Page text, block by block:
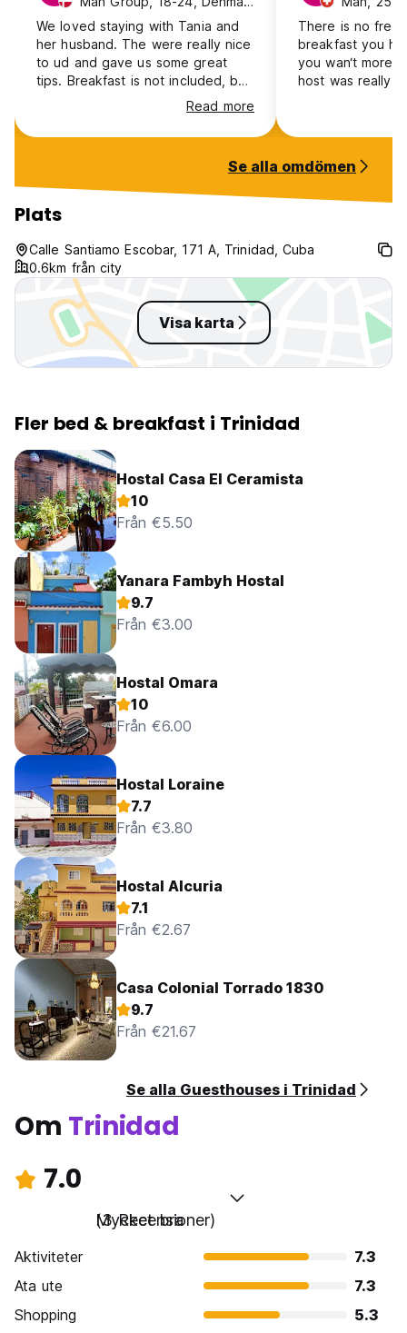
We loved staying with Tania and
her husband. The were really nice
to ud and gave us some great
tips. Breakfast is not included, but
Read more
There is no free
breakfast you
you wan‘t more
host was really
Se alla omdömen
Plats
Calle Santiamo Escobar, 171 A, Trinidad, Cuba
0.6km från city
Visa karta
Fler bed & breakfast i Trinidad
Hostal Casa El Ceramista
10
Från €5.50
Yanara Fambyh Hostal
9.7
Från €3.00
Hostal Omara
10
Från €6.00
Hostal Loraine
7.7
Från €3.80
Hostal Alcuria
7.1
Från €2.67
Casa Colonial Torrado 1830
9.7
Från €21.67
Se alla Guesthouses i Trinidad
Om Trinidad
7.0
Mycket bra
(3 Recensioner)
Aktiviteter
7.3
Ata ute
7.3
Shopping
5.3